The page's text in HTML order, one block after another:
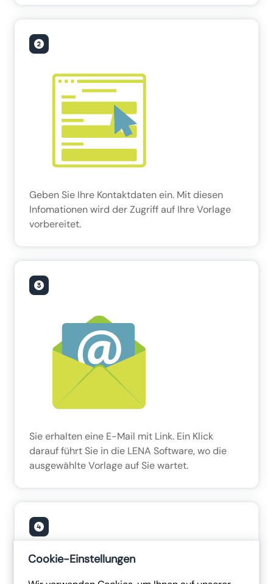
Geben Sie Ihre Kontaktdaten ein. Mit diesen
Infomationen wird der Zugriff auf Ihre Vorlage
vorbereitet.
Sie erhalten eine E-Mail mit Link. Ein Klick
darauf führt Sie in die LENA Software, wo die
ausgewählte Vorlage auf Sie wartet.
Cookie-Einstellungen